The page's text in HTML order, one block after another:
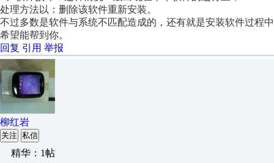
处理方法以：删除该软件重新安装。
不过多数是软件与系统不匹配造成的，还有就是安装软件过程
希望能帮到你。
回复 引用 举报
柳红岩
关注 私信
精华：1帖